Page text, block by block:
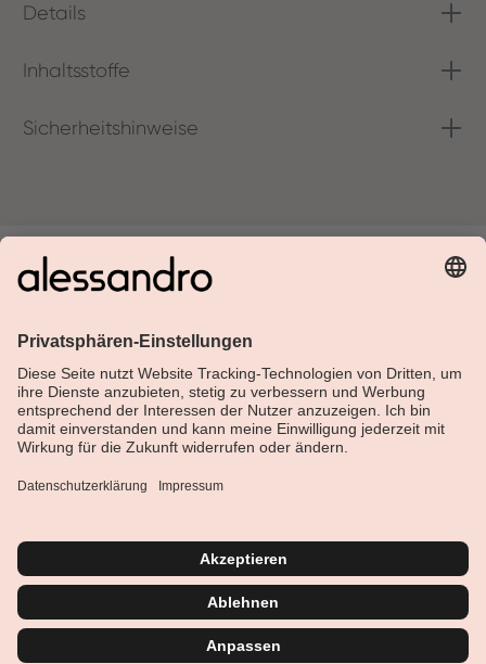
Details
Inhaltsstoffe
Sicherheitshinweise
Über Alessandro
Shop
Deutsch